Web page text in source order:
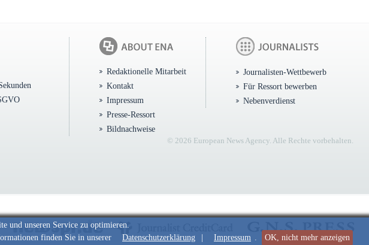
und unseren Service zu optimieren.
finden Sie in unserer Datenschutzerklärung Impressum . OK, nicht mehr anzeigen
Redaktionelle Mitarbeit
Kontakt
Impressum
Presse-Ressort
Bildnachweise
Journalisten-Wettbewerb
Für Ressort bewerben
Nebenverdienst
© 2026 European News Agency. Alle Rechte vorbehalten.